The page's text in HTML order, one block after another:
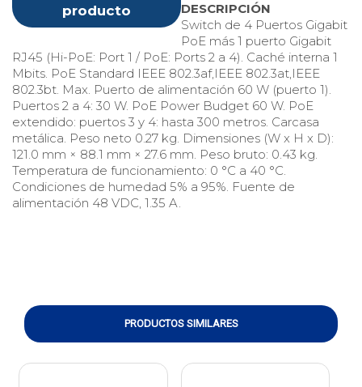
producto
DESCRIPCIÓN
Switch de 4 Puertos Gigabit
PoE más 1 puerto Gigabit
RJ45 (Hi-PoE: Port 1 / PoE: Ports 2 a 4). Caché interna 1
Mbits. PoE Standard IEEE 802.3af,IEEE 802.3at,IEEE
802.3bt. Max. Puerto de alimentación 60 W (puerto 1).
Puertos 2 a 4: 30 W. PoE Power Budget 60 W. PoE
extendido: puertos 3 y 4: hasta 300 metros. Carcasa
metálica. Peso neto 0.27 kg. Dimensiones (W x H x D):
121.0 mm × 88.1 mm × 27.6 mm. Peso bruto: 0.43 kg.
Temperatura de funcionamiento: 0 °C a 40 °C.
Condiciones de humedad 5% a 95%. Fuente de
alimentación 48 VDC, 1.35 A.
PRODUCTOS SIMILARES